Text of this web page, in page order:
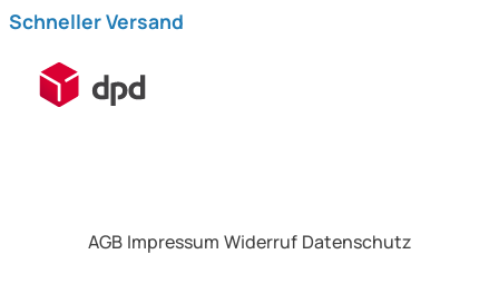
Schneller Versand
AGB Impressum Widerruf Datenschutz